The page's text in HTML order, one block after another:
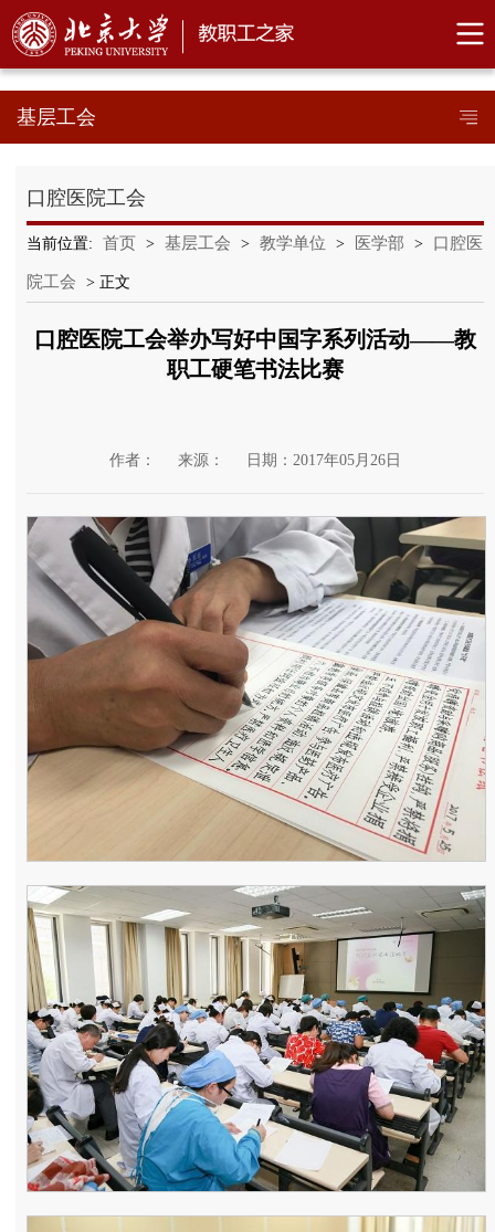
基层工会
口腔医院工会
当前位置: 首页 > 基层工会 > 教学单位 > 医学部 > 口腔医
院工会 > 正文
口腔医院工会举办写好中国字系列活动――教
职工硬笔书法比赛
作者： 来源： 日期：2017年05月26日